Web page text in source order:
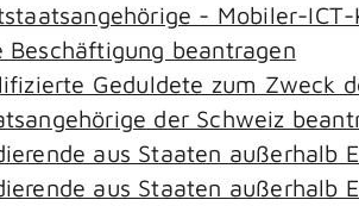
- Mobiler-
beantragen
Geduldete zum Zweck
der Schweiz
aus Staaten außerhalb
aus Staaten außerhalb